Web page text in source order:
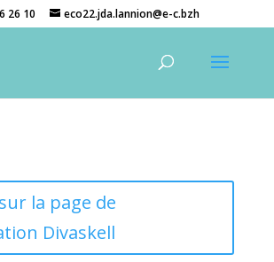
26 10 eco22.jda.lannion@e-c.bzh
la page de
Divaskell